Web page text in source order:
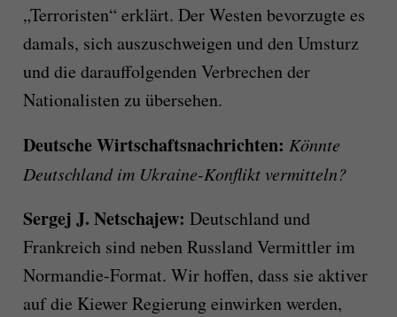
„Terroristen“ erklärt. Der Westen bevorzugte es
damals, sich auszuschweigen und den Umsturz
und die darauffolgenden Verbrechen der
Nationalisten zu übersehen.
Deutsche Wirtschaftsnachrichten: Könnte
Deutschland im Ukraine-Konflikt vermitteln?
Sergej J. Netschajew: Deutschland und
Frankreich sind neben Russland Vermittler im
Normandie-Format. Wir hoffen, dass sie aktiver
auf die Kiewer Regierung einwirken werden,